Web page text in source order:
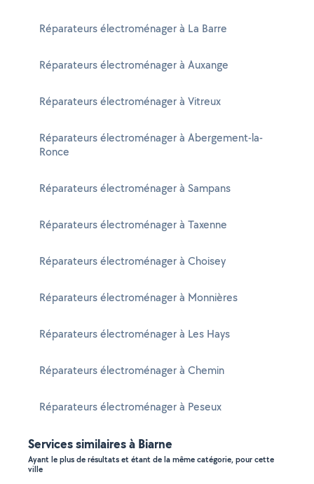
Réparateurs électroménager à La Barre
Réparateurs électroménager à Auxange
Réparateurs électroménager à Vitreux
Réparateurs électroménager à Abergement-la-
Ronce
Réparateurs électroménager à Sampans
Réparateurs électroménager à Taxenne
Réparateurs électroménager à Choisey
Réparateurs électroménager à Monnières
Réparateurs électroménager à Les Hays
Réparateurs électroménager à Chemin
Réparateurs électroménager à Peseux
Services similaires à Biarne
Ayant le plus de résultats et étant de la même catégorie, pour cette
ville